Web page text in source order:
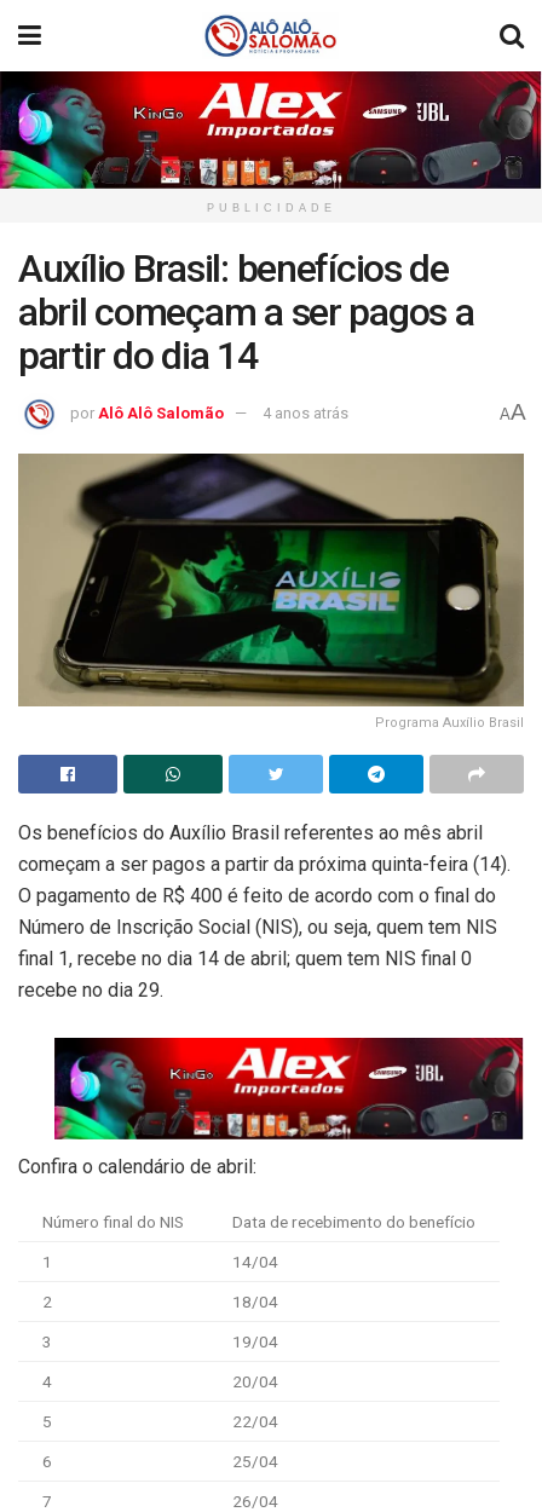
PUBLICIDADE
Auxílio Brasil: benefícios de
abril começam a ser pagos a
partir do dia 14
por Alô Alô Salomão 4 anos atrás AA
Programa Auxílio Brasil
Os benefícios do Auxílio Brasil referentes ao mês abril
começam a ser pagos a partir da próxima quinta-feira (14).
O pagamento de R$ 400 é feito de acordo com o final do
Número de Inscrição Social (NIS), ou seja, quem tem NIS
final 1, recebe no dia 14 de abril; quem tem NIS final 0
recebe no dia 29.
Confira o calendário de abril:
Número final do NIS Data de recebimento do benefício
1 14/04
2 18/04
3 19/04
4 20/04
5 22/04
6 25/04
7 26/04